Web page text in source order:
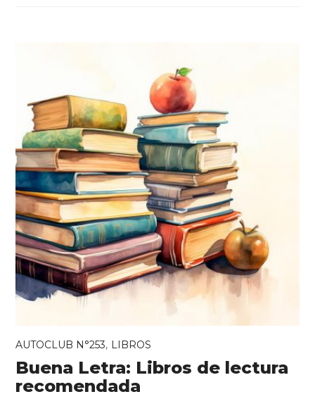
AUTOCLUB N°253, LIBROS
Buena Letra: Libros de lectura
recomendada